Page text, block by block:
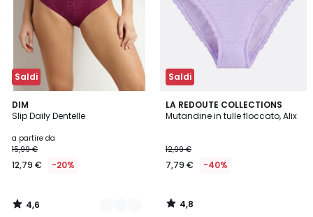
Saldi
DIM
Slip Daily Dentelle
Prezzo
a
partire
12,79
€
a partire da
15,99 €
12,79 € -20%
4,6
/ 5
4
Colori
4,6
/
Saldi
LA REDOUTE COLLECTIONS
Mutandine in tulle floccato, Alix
12,99 €
7,79 € -40%
4,8
/ 5
4,8
/